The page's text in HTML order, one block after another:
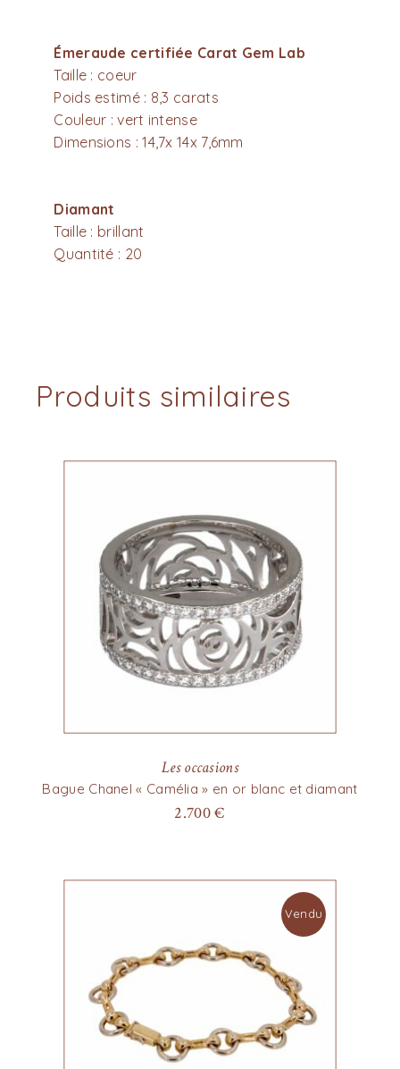
Émeraude certifiée Carat Gem Lab
Taille : coeur
Poids estimé : 8,3 carats
Couleur : vert intense
Dimensions : 14,7x 14x 7,6mm
Diamant
Taille : brillant
Quantité : 20
Produits similaires
Les occasions
Bague Chanel « Camélia » en or blanc et diamant
2.700€
Vendu